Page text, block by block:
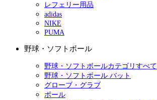
レフェリー用品
adidas
NIKE
PUMA
野球・ソフトボール
野球・ソフトボールカテゴリすべて
野球・ソフトボール バット
グローブ・グラブ
ボール